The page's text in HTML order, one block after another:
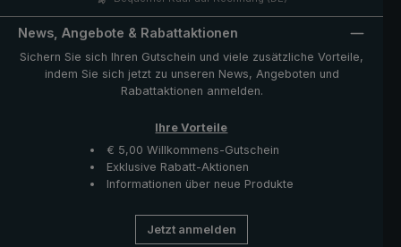
enthaltene Hülle schützt den Schirm nach dem Trocknen
und komplettiert das klassische Modell. Ausgesuchte
Schirmmacher garantieren Qualität auf höchstem
Niveau und bestätigen die Bedeutung des Handwerks.
News, Angebote & Rabattaktionen
Sichern Sie sich Ihren Gutschein und viele zusätzliche Vorteile,
indem Sie sich jetzt zu unseren News, Angeboten und
Rabattaktionen anmelden.
Ihre Vorteile
€ 5,00 Willkommens-Gutschein
Exklusive Rabatt-Aktionen
Informationen über neue Produkte
Jetzt anmelden